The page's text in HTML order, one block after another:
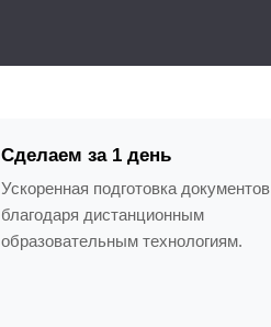
Сделаем за 1 день
Ускоренная подготовка документов
благодаря дистанционным
образовательным технологиям.